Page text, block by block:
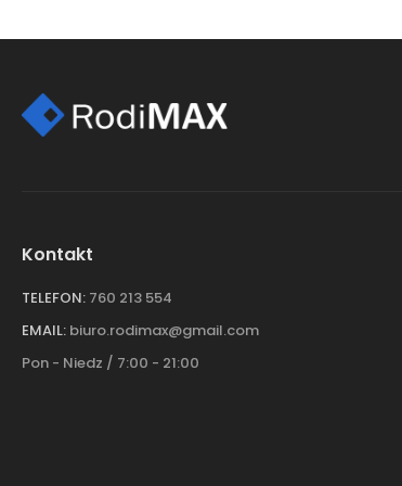
Kontakt
TELEFON: 760 213 554
EMAIL: biuro.rodimax@gmail.com
Pon - Niedz / 7:00 - 21:00